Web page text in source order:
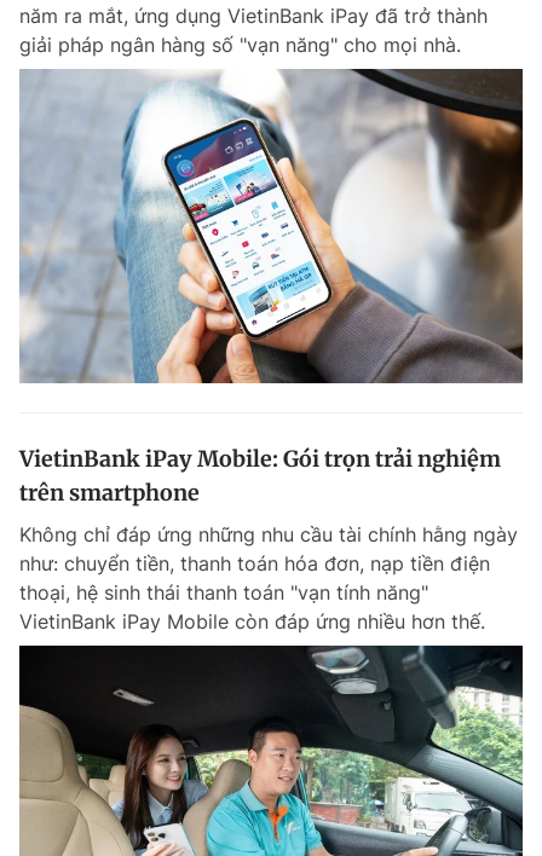
năm ra mắt, ứng dụng VietinBank iPay đã trở thành
giải pháp ngân hàng số "vạn năng" cho mọi nhà.
VietinBank iPay Mobile: Gói trọn trải nghiệm
trên smartphone
Không chỉ đáp ứng những nhu cầu tài chính hằng ngày
như: chuyển tiền, thanh toán hóa đơn, nạp tiền điện
thoại, hệ sinh thái thanh toán "vạn tính năng"
VietinBank iPay Mobile còn đáp ứng nhiều hơn thế.